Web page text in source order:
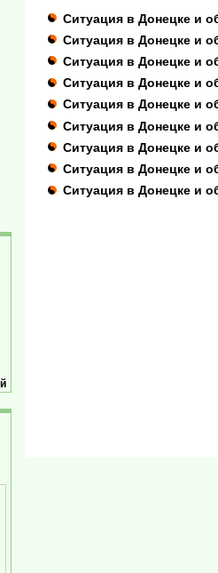
Ситуация в Донецке и
Ситуация в Донецке и
Ситуация в Донецке и
Ситуация в Донецке и
Ситуация в Донецке и
Ситуация в Донецке и
Ситуация в Донецке и
Ситуация в Донецке и
Ситуация в Донецке и